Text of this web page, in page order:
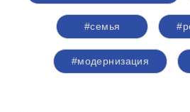
#семья
#модернизация